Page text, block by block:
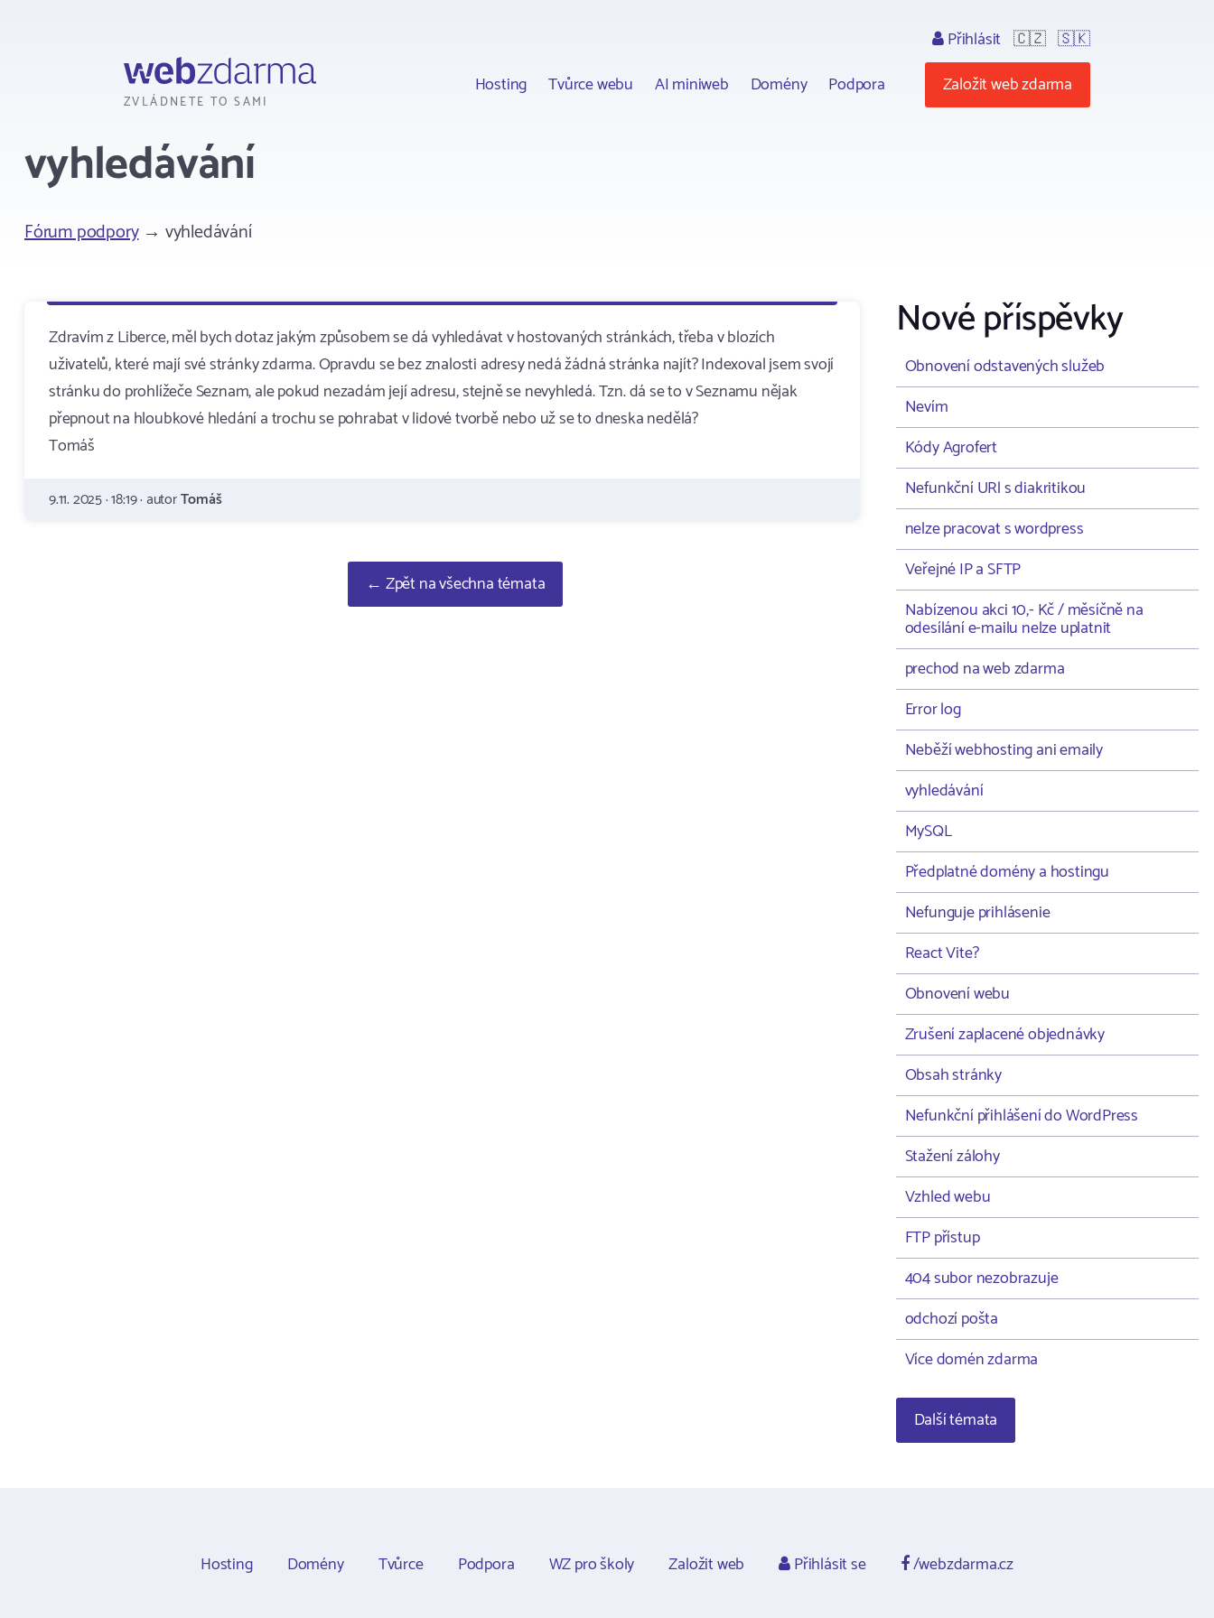
ZVLÁDNETE TO SAMI
Hosting Tvůrce webu AI miniweb Domény Podpora
Přihlásit 🇨🇿 🇸🇰
Založit web zdarma
vyhledávání
Fórum podpory→ vyhledávání
Zdravím z Liberce, měl bych dotaz jakým způsobem se dá vyhledávat v hostovaných stránkách, třeba v blozích
uživatelů, které mají své stránky zdarma. Opravdu se bez znalosti adresy nedá žádná stránka najít? Indexoval jsem svojí
stránku do prohlížeče Seznam, ale pokud nezadám její adresu, stejně se nevyhledá. Tzn. dá se to v Seznamu nějak
přepnout na hloubkové hledání a trochu se pohrabat v lidové tvorbě nebo už se to dneska nedělá?
Tomáš
9.11. 2025 · 18:19 · autorTomáš
← Zpět na všechna témata
Nové příspěvky
Obnovení odstavených služeb
Nevím
Kódy Agrofert
Nefunkční URl s diakritikou
nelze pracovat s wordpress
Veřejné IP a SFTP
Nabízenou akci 10,- Kč / měsíčně na
odesílání e-mailu nelze uplatnit
prechod na web zdarma
Error log
Neběží webhosting ani emaily
vyhledávání
MySQL
Předplatné domény a hostingu
Nefunguje prihlásenie
React Vite?
Obnovení webu
Zrušení zaplacené objednávky
Obsah stránky
Nefunkční přihlášení do WordPress
Stažení zálohy
Vzhled webu
FTP přístup
404 subor nezobrazuje
odchozí pošta
Více domén zdarma
Další témata
Hosting Domény Tvůrce Podpora WZ pro školy Založit web Přihlásit se /webzdarma.cz